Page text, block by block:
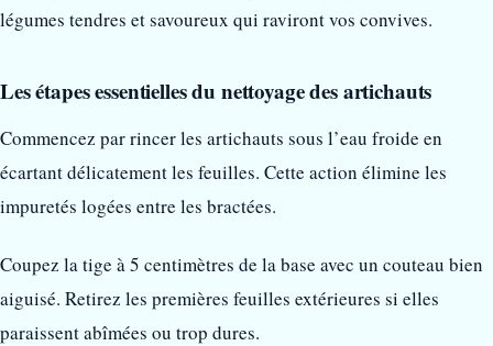
légumes tendres et savoureux qui raviront vos convives.
Les étapes essentielles du nettoyage des artichauts
Commencez par rincer les artichauts sous l’eau froide en
écartant délicatement les feuilles. Cette action élimine les
impuretés logées entre les bractées.
Coupez la tige à 5 centimètres de la base avec un couteau bien
aiguisé. Retirez les premières feuilles extérieures si elles
paraissent abîmées ou trop dures.